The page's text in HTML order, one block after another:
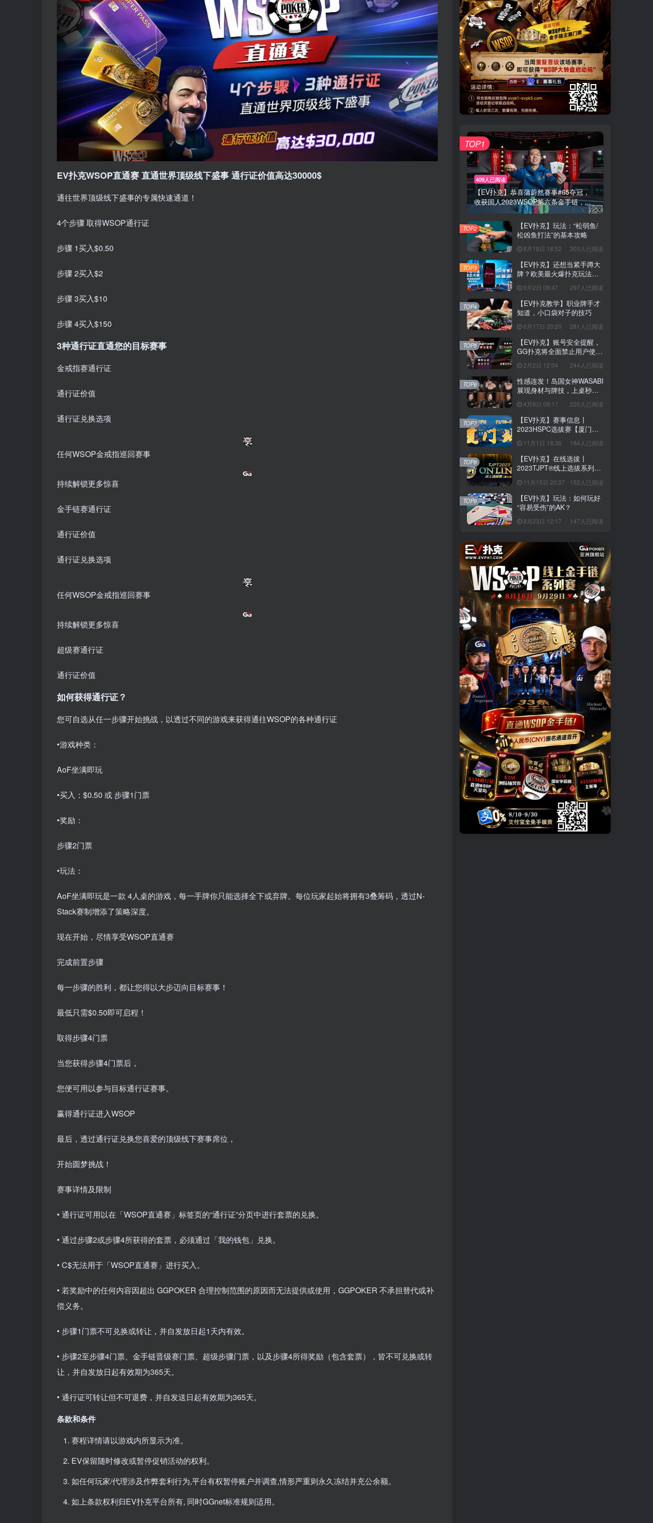
EV扑克WSOP直通赛 直通世界顶级线下盛事 通行证价值高达30000$
通往世界顶级线下盛事的专属快速通道！
4个步骤 取得WSOP通行证
步骤 1买入$0.50
步骤 2买入$2
步骤 3买入$10
步骤 4买入$150
3种通行证直通您的目标赛事
金戒指赛通行证
通行证价值
通行证兑换选项
任何WSOP金戒指巡回赛事
持续解锁更多惊喜
金手链赛通行证
通行证价值
通行证兑换选项
任何WSOP金戒指巡回赛事
持续解锁更多惊喜
超级赛通行证
通行证价值
如何获得通行证？
您可自选从任一步骤开始挑战，以透过不同的游戏来获得通往WSOP的各种通行证
•游戏种类：
AoF坐满即玩
•买入： $0.50 或 步骤1门票
•奖励：
步骤2门票
•玩法：
AoF坐满即玩是一款 4人桌的游戏，每一手牌你只能选择全下或弃牌。每位玩家起始将拥有3叠筹码，透过N-
Stack赛制增添了策略深度。
现在开始，尽情享受WSOP直通赛
完成前置步骤
每一步骤的胜利，都让您得以大步迈向目标赛事！
最低只需$0.50即可启程！
取得步骤4门票
当您获得步骤4门票后，
您便可用以参与目标通行证赛事。
赢得通行证进入WSOP
最后，透过通行证兑换您喜爱的顶级线下赛事席位，
开始圆梦挑战！
赛事详情及限制
• 通行证可用以在「WSOP直通赛」标签页的“通行证”分页中进行套票的兑换。
• 通过步骤2或步骤4所获得的套票，必须通过「我的钱包」兑换。
• C$无法用于「WSOP直通赛」进行买入。
• 若奖励中的任何内容因超出 GGPOKER 合理控制范围的原因而无法提供或使用，GGPOKER 不承担替代或补
偿义务。
• 步骤1门票不可兑换或转让，并自发放日起1天内有效。
• 步骤2至步骤4门票、金手链晋级赛门票、超级步骤门票，以及步骤4所得奖励（包含套票），皆不可兑换或转
让，并自发放日起有效期为365天。
• 通行证可转让但不可退费，并自发送日起有效期为365天。
条款和条件
赛程详情请以游戏内所显示为准。
EV保留随时修改或暂停促销活动的权利。
如任何玩家/代理涉及作弊套利行为,平台有权暂停账户并调查,情形严重则永久冻结并充公余额。
如上条款权利归EV扑克平台所有, 同时GGnet标准规则适用。
409人已阅读
【EV扑克】恭喜蒲蔚然赛事#65夺冠，
收获国人2023WSOP第六条金手链，...
TOP1
【EV扑克】玩法：“松弱鱼/
松凶鱼打法”的基本攻略
8月18日 18:52 303人已阅读
TOP2
【EV扑克】还想当紧手蹲大
牌？欧美最火爆扑克玩法
9月2日 09:47 297人已阅读
TOP3
【EV扑克教学】职业牌手才
知道，小口袋对子的技巧
6月17日 20:20 281人已阅读
TOP4
【EV扑克】账号安全提醒，
GG扑克将全面禁止用户使用
任何「模拟器」及「越狱手
机」运行游戏
2月2日 12:04 244人已阅读
TOP5
性感连发！岛国女神WASABI
展现身材与牌技，上桌秒清
4月8日 09:17 220人已阅读
TOP6
【EV扑克】赛事信息丨
2023HSPC选拔赛【厦门
站】详细赛程赛制发布（11
月10日-15日）
11月1日 18:36 184人已阅读
TOP7
【EV扑克】在线选拔丨
2023TJPT®线上选拔系列赛
正式开启！
11月15日 20:37 152人已阅读
TOP8
【EV扑克】玩法：如何玩好
“容易受伤”的AK？
8月23日 12:17 147人已阅读
TOP9